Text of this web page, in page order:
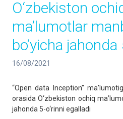
O‘zbekiston
ma’lumotlar
bo‘yicha jahonda
16/08/2021
“Open data Inception”
orasida O‘zbekiston ochiq
jahonda 5-o‘rinni egalladi